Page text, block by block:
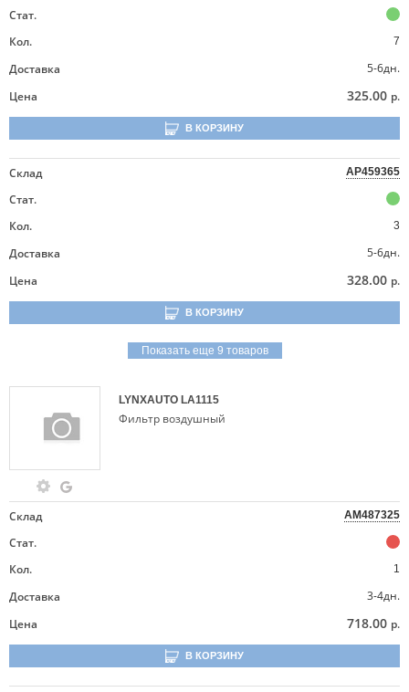
Стат.
Кол.
7
Доставка
5-6дн.
Цена
325.00 р.
В КОРЗИНУ
Склад AP459365
Стат.
Кол.
3
Доставка
5-6дн.
Цена
328.00 р.
В КОРЗИНУ
Показать еще 9 товаров
LYNXAUTO LA1115
Фильтр воздушный
Склад AM487325
Стат.
Кол.
1
Доставка
3-4дн.
Цена
718.00 р.
В КОРЗИНУ